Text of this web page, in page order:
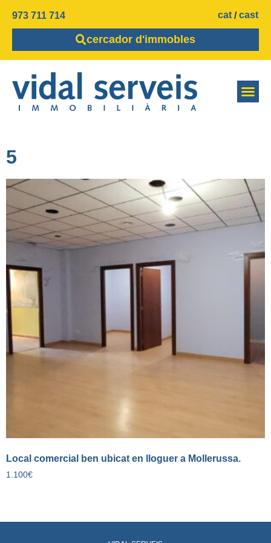
973 711 714 cat cast
cercador d'immobles
5
Local comercial ben ubicat en lloguer a Mollerussa.
1.100€